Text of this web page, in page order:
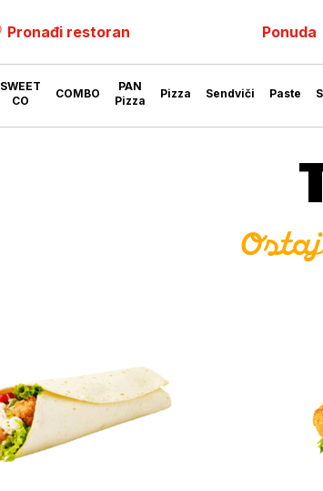
Ponuda
SWEET
CO
COMBO
PAN
Pizza
Pizza Sendviči Paste
Pronađi restoran